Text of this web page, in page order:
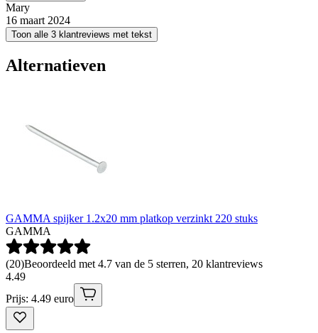
Mary
16 maart 2024
Toon alle 3 klantreviews met tekst
Alternatieven
GAMMA spijker 1.2x20 mm platkop verzinkt 220 stuks
GAMMA
(20)Beoordeeld met 4.7 van de 5 sterren, 20 klantreviews
4.49
Prijs: 4.49 euro